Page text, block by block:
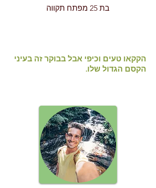
בת 25 מפתח תקווה
הקקאו טעים וכיפי אבל בבוקר זה בעיני
הקסם הגדול שלו.